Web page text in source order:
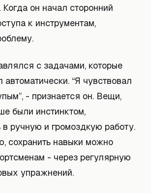
Когда он начал сторонний
к инструментам,
с задачами, которые
“Я чувствовал
- признается он. Вещи,
были инстинктом,
в ручную и громоздкую работу.
сохранить навыки можно
- через регулярную
упражнений.